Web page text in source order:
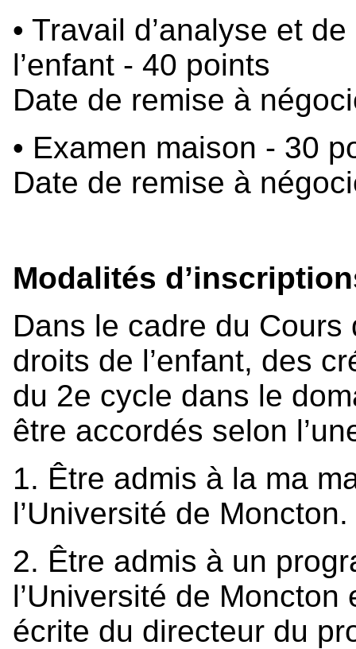
• Travail d’analyse et
l’enfant - 40 points
Date de remise à
• Examen maison - 30
Date de remise à
Modalités
Dans le cadre du Cours
droits de l’enfant, des
du 2e cycle dans le
être accordés selon
1. Être admis à la ma
l’Université de Moncton.
2. Être admis à un
l’Université de
écrite du directeur du